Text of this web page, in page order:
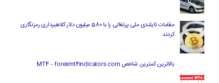
مقامات تایلندی ملی پرتغالی را با 580 میلیون دلار کلاهبرداری رمزنگاری
کردند
بالاترین کمترین شاخص MT4 – forexmt4indicators.com